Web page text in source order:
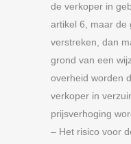
de verkoper in
artikel 6, maar de
verstreken, dan
grond van een
overheid worden
verkoper in
prijsverhoging
– Het risico voor